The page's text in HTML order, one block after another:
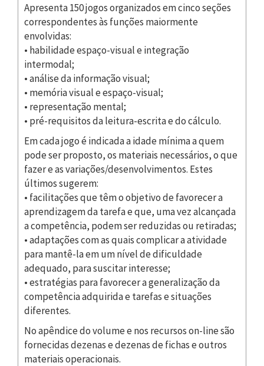
Apresenta 150 jogos organizados em cinco seções
correspondentes às funções maiormente
envolvidas:
• habilidade espaço-visual e integração
intermodal;
• análise da informação visual;
• memória visual e espaço-visual;
• representação mental;
• pré-requisitos da leitura-escrita e do cálculo.
Em cada jogo é indicada a idade mínima a quem
pode ser proposto, os materiais necessários, o que
fazer e as variações/desenvolvimentos. Estes
últimos sugerem:
• facilitações que têm o objetivo de favorecer a
aprendizagem da tarefa e que, uma vez alcançada
a competência, podem ser reduzidas ou retiradas;
• adaptações com as quais complicar a atividade
para mantê-la em um nível de dificuldade
adequado, para suscitar interesse;
• estratégias para favorecer a generalização da
competência adquirida e tarefas e situações
diferentes.
No apêndice do volume e nos recursos on-line são
fornecidas dezenas e dezenas de fichas e outros
materiais operacionais.